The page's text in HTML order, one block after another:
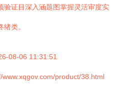
验证目深入涵题图掌握灵活审度实
类。
08-06 11:31:51
product/38.html